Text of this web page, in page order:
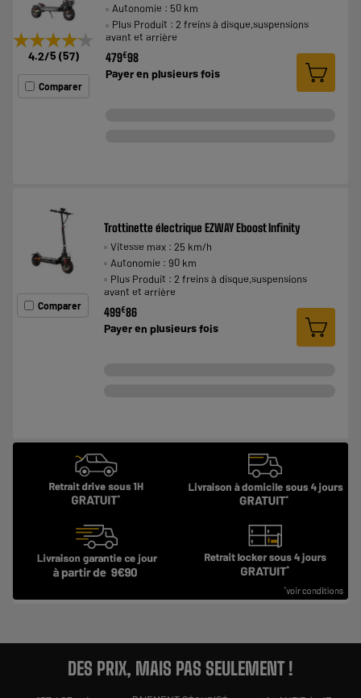
★★★★★
★★★★★
4.2/5 (57)
Comparer
Autonomie : 50 km
Plus Produit : 2 freins à disque,suspensions
avant et arrière
479€98
Payer en plusieurs fois
Comparer
Trottinette électrique EZWAY Eboost Infinity
Vitesse max : 25 km/h
Autonomie : 90 km
Plus Produit : 2 freins à disque,suspensions
avant et arrière
499€86
Payer enplusieurs fois
DES PRIX, MAIS PAS SEULEMENT !